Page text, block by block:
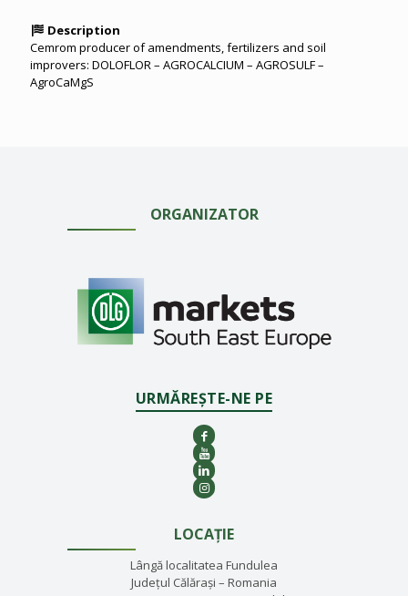
Description
Cemrom producer of amendments, fertilizers and soil
improvers: DOLOFLOR – AGROCALCIUM – AGROSULF –
AgroCaMgS
ORGANIZATOR
URMĂREȘTE-NE PE
LOCAȚIE
Lângă localitatea Fundulea
Județul Călărași – Romania